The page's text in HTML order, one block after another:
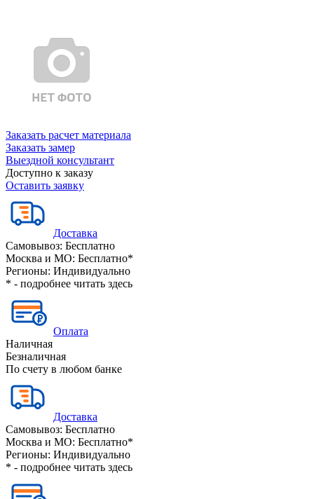
Заказать расчет материала
Заказать замер
Выездной консультант
Доступно к заказу
Оставить заявку
Доставка
Самовывоз: Бесплатно
Москва и МО: Бесплатно*
Регионы: Индивидуально
* - подробнее читать здесь
Оплата
Наличная
Безналичная
По счету в любом банке
Доставка
Самовывоз: Бесплатно
Москва и МО: Бесплатно*
Регионы: Индивидуально
* - подробнее читать здесь